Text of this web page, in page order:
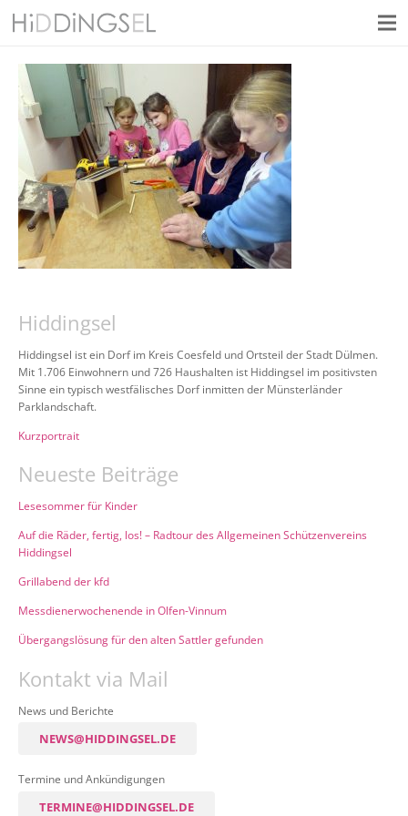
Hiddingsel
Hiddingsel ist ein Dorf im Kreis Coesfeld und Ortsteil der Stadt Dülmen.
Mit 1.706 Einwohnern und 726 Haushalten ist Hiddingsel im positivsten
Sinne ein typisch westfälisches Dorf inmitten der Münsterländer
Parklandschaft.
Kurzportrait
Neueste Beiträge
Lesesommer für Kinder
Auf die Räder, fertig, los! – Radtour des Allgemeinen Schützenvereins
Hiddingsel
Grillabend der kfd
Messdienerwochenende in Olfen-Vinnum
Übergangslösung für den alten Sattler gefunden
Kontakt via Mail
News und Berichte
NEWS@HIDDINGSEL.DE
Termine und Ankündigungen
TERMINE@HIDDINGSEL.DE